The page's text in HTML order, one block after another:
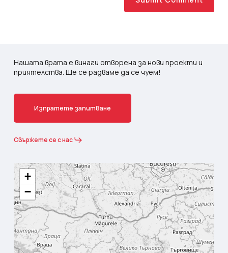
Нашата врата е винаги отворена за нови проекти и
приятелства. Ще се радваме да се чуем!
Изпратете запитване
Свържете се с нас
+
−